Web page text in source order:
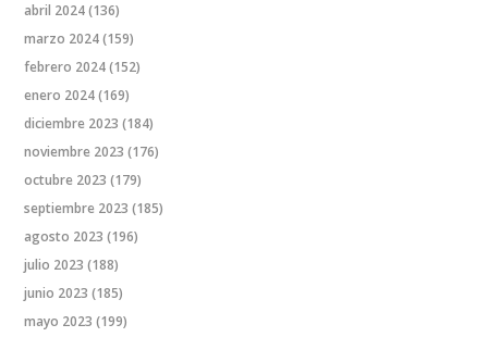
abril 2024(136)
marzo 2024(159)
febrero 2024(152)
enero 2024(169)
diciembre 2023 (184)
noviembre 2023 (176)
octubre 2023 (179)
septiembre 2023 (185)
agosto 2023 (196)
julio 2023 (188)
junio 2023 (185)
mayo 2023 (199)